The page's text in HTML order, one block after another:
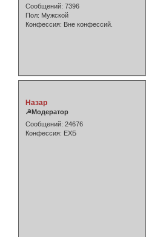
Сообщений: 7396
Пол: Мужской
Конфессия: Вне конфессий.
Назар
☭Модератор
Сообщений: 24676
Конфессия: ЕХБ